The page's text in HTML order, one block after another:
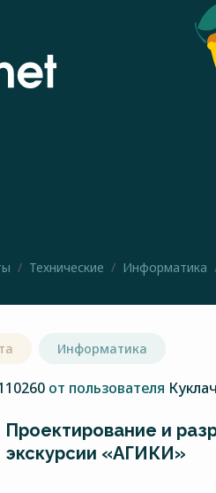
Технические Информатика
Информатика
от пользователя
Проектирование и
экскурсии «АГИКИ»